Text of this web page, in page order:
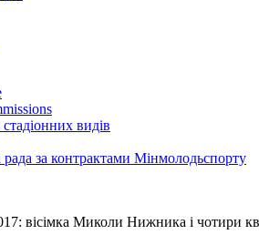
стадіонних видів
рада за контрактами Мінмолодьспорту
вісімка Миколи Нижника і чотири